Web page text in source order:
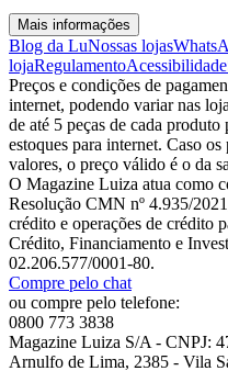
Mais informações
Blog da LuNossas lojas
lojaRegulamentoAcessibilidade
Preços e condições de
internet, podendo variar nas
de até 5 peças de cada
estoques para internet. Caso
valores, o preço válido é o da
O Magazine Luiza atua como
Resolução CMN nº 4.935/
crédito e operações de crédito
Crédito, Financiamento e
02.206.577/0001-80.
Compre pelo chat
ou compre pelo telefone:
0800 773 3838
Magazine Luiza S/A - CNPJ:
Arnulfo de Lima, 2385 - Vila